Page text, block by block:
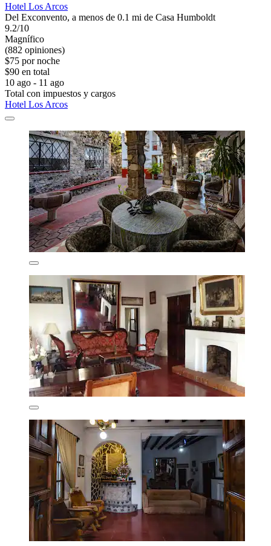
Hotel Los Arcos
Del Exconvento, a menos de 0.1 mi de Casa Humboldt
9.2/10
Magnífico
(882 opiniones)
$75 por noche
$90 en total
10 ago - 11 ago
Total con impuestos y cargos
Hotel Los Arcos